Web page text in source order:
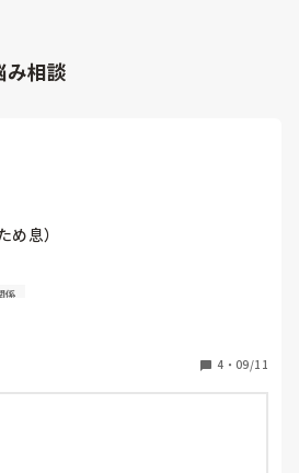
み相談
息）
来なくなってきた。
かしてるけど…。
係
4 ・ 09/11